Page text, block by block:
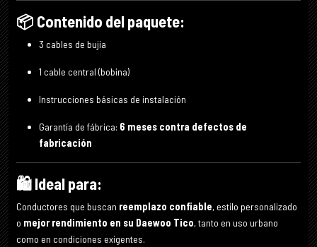
📦 Contenido del paquete:
3 cables de bujía
1 cable central (bobina)
Instrucciones básicas de instalación
Garantía de fábrica: 6 meses contra defectos de
fabricación
🛍️ Ideal para:
Conductores que buscan reemplazo confiable, estilo personalizado
o mejor rendimiento en su Daewoo Tico, tanto en uso urbano
como en condiciones exigentes.